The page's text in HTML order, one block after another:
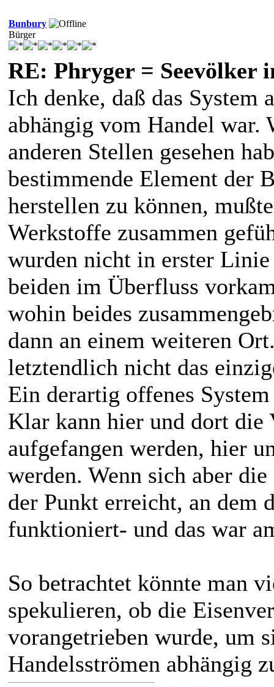
Bunbury
Bürger
RE: Phryger = Seevölker
Ich denke, daß das System
abhängig vom Handel war.
anderen Stellen gesehen
bestimmende Element der
herstellen zu können,
Werkstoffe zusammen
wurden nicht in erster
beiden im Überfluss
wohin beides
dann an einem weiteren
letztendlich nicht das
Ein derartig offenes
Klar kann hier und dort die
aufgefangen werden, hier
werden. Wenn sich aber
der Punkt erreicht, an dem
funktioniert- und das war
So betrachtet könnte man
spekulieren, ob die
vorangetrieben wurde, um
Handelsströmen abhängig